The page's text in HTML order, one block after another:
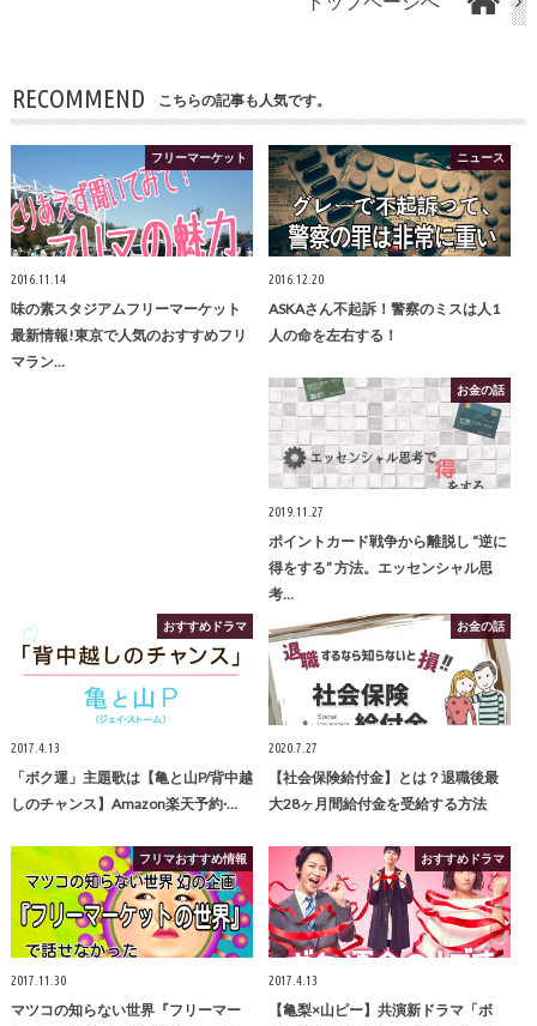
RECOMMEND こちらの記事も人気です。
フリーマーケット
2016.11.14
味の素スタジアムフリーマーケット
最新情報!東京で人気のおすすめフリ
マラン…
ニュース
2016.12.20
ASKAさん不起訴！警察のミスは人1
人の命を左右する！
お金の話
2019.11.27
ポイントカード戦争から離脱し “逆に
得をする” 方法。エッセンシャル思
考…
おすすめドラマ
2017.4.13
「ボク運」主題歌は【亀と山P/背中越
しのチャンス】Amazon楽天予約·…
お金の話
2020.7.27
【社会保険給付金】とは？退職後最
大28ヶ月間給付金を受給する方法
フリマおすすめ情報
2017.11.30
マツコの知らない世界『フリーマー
おすすめドラマ
2017.4.13
【亀梨×山ピー】共演新ドラマ「ボ